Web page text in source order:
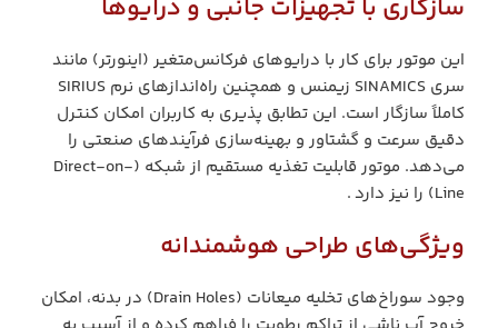
سازگاری با تجهیزات جانبی و درایوها
این موتور برای کار با درایوهای فرکانس‌متغیر (اینورتر) مانند
سری SINAMICS زیمنس و همچنین راه‌اندازهای نرم SIRIUS
کاملاً سازگار است. این تطابق پذیری به کاربران امکان کنترل
دقیق سرعت و گشتاور و بهینه‌سازی فرآیندهای صنعتی را
می‌دهد. موتور قابلیت تغذیه مستقیم از شبکه (Direct-on-
Line) را نیز دارد .
ویژگی‌های طراحی هوشمندانه
وجود سوراخ‌های تخلیه میعانات (Drain Holes) در بدنه، امکان